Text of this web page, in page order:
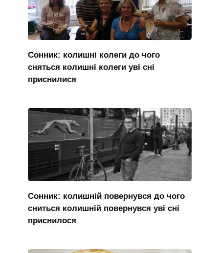
Сонник: колишні колеги до чого
сняться колишні колеги уві сні
приснилися
Сонник: колишній повернувся до чого
сниться колишній повернувся уві сні
приснилося